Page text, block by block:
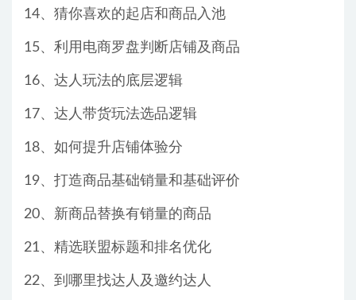
14、猜你喜欢的起店和商品入池
15、利用电商罗盘判断店铺及商品
16、达人玩法的底层逻辑
17、达人带货玩法选品逻辑
18、如何提升店铺体验分
19、打造商品基础销量和基础评价
20、新商品替换有销量的商品
21、精选联盟标题和排名优化
22、到哪里找达人及邀约达人